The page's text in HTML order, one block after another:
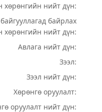
хөрөнгийн нийт дүн:
байрлах
хөрөнгийн нийт дүн:
Авлага нийт дүн:
Зээл:
Зээл нийт дүн:
Хөрөнгө оруулалт:
оруулалт нийт дүн: